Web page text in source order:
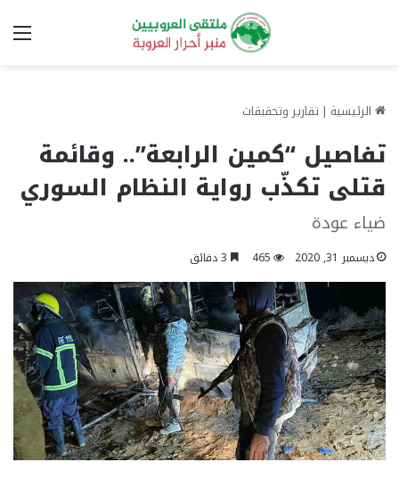
الرئيسية | تقارير وتحقيقات
تفاصيل “كمين الرابعة”.. وقائمة
قتلى تكذّب رواية النظام السوري
ضياء عودة
ديسمبر 31, 2020 465